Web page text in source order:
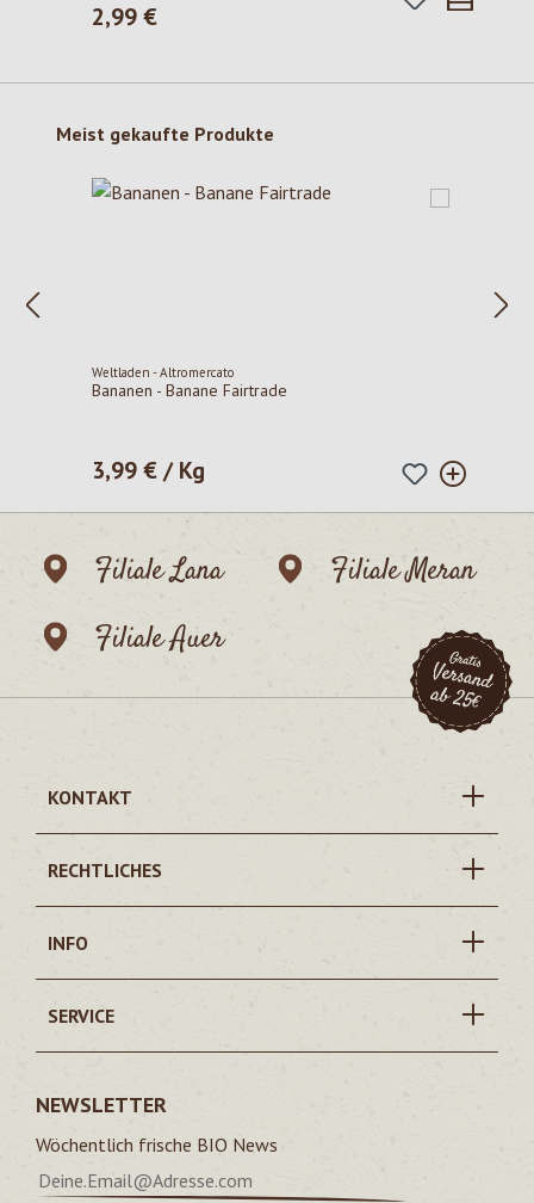
Regulärer Preis:
2,99 €
Produktgalerie überspringen
Meist gekaufte Produkte
Weltladen - Altromercato
Bananen - Banane Fairtrade
Regulärer Preis:
3,99 € / Kg
Filiale Lana
Filiale Meran
Filiale Auer
KONTAKT
RECHTLICHES
INFO
SERVICE
NEWSLETTER
Wöchentlich frische BIO News